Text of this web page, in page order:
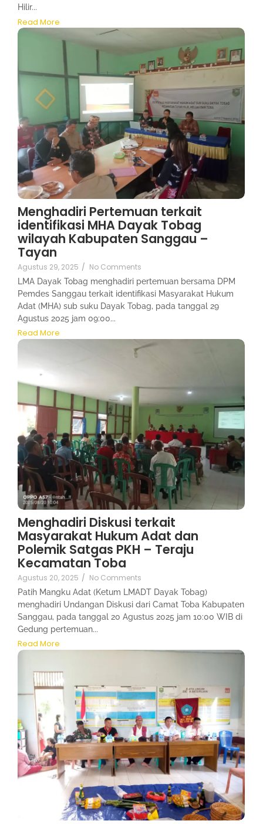
Hilir...
Read More
Menghadiri Pertemuan terkait
identifikasi MHA Dayak Tobag
wilayah Kabupaten Sanggau –
Tayan
Agustus 29, 2025 / No Comments
LMA Dayak Tobag menghadiri pertemuan bersama DPM
Pemdes Sanggau terkait identifikasi Masyarakat Hukum
Adat (MHA) sub suku Dayak Tobag, pada tanggal 29
Agustus 2025 jam 09:00...
Read More
Menghadiri Diskusi terkait
Masyarakat Hukum Adat dan
Polemik Satgas PKH – Teraju
Kecamatan Toba
Agustus 20, 2025 / No Comments
Patih Mangku Adat (Ketum LMADT Dayak Tobag)
menghadiri Undangan Diskusi dari Camat Toba Kabupaten
Sanggau, pada tanggal 20 Agustus 2025 jam 10:00 WIB di
Gedung pertemuan...
Read More